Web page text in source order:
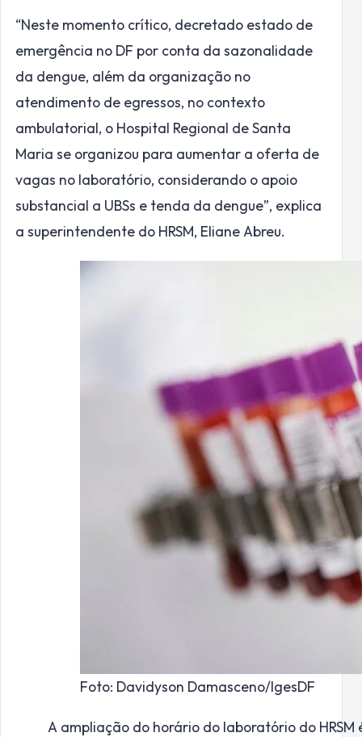
“Neste momento crítico, decretado estado de
emergência no DF por conta da sazonalidade
da dengue, além da organização no
atendimento de egressos, no contexto
ambulatorial, o Hospital Regional de Santa
Maria se organizou para aumentar a oferta de
vagas no laboratório, considerando o apoio
substancial a UBSs e tenda da dengue”, explica
a superintendente do HRSM, Eliane Abreu.
Foto: Davidyson Damasceno/IgesDF
A ampliação do horário do laboratório do